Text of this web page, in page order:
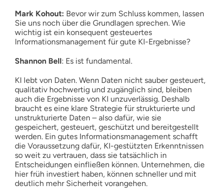
Mark Kohout: Bevor wir zum Schluss kommen, lassen
Sie uns noch über die Grundlagen sprechen. Wie
wichtig ist ein konsequent gesteuertes
Informationsmanagement für gute KI-Ergebnisse?
Shannon Bell: Es ist fundamental.
KI lebt von Daten. Wenn Daten nicht sauber gesteuert,
qualitativ hochwertig und zugänglich sind, bleiben
auch die Ergebnisse von KI unzuverlässig. Deshalb
braucht es eine klare Strategie für strukturierte und
unstrukturierte Daten – also dafür, wie sie
gespeichert, gesteuert, geschützt und bereitgestellt
werden. Ein gutes Informationsmanagement schafft
die Voraussetzung dafür, KI-gestützten Erkenntnissen
so weit zu vertrauen, dass sie tatsächlich in
Entscheidungen einfließen können. Unternehmen, die
hier früh investiert haben, können schneller und mit
deutlich mehr Sicherheit vorangehen.